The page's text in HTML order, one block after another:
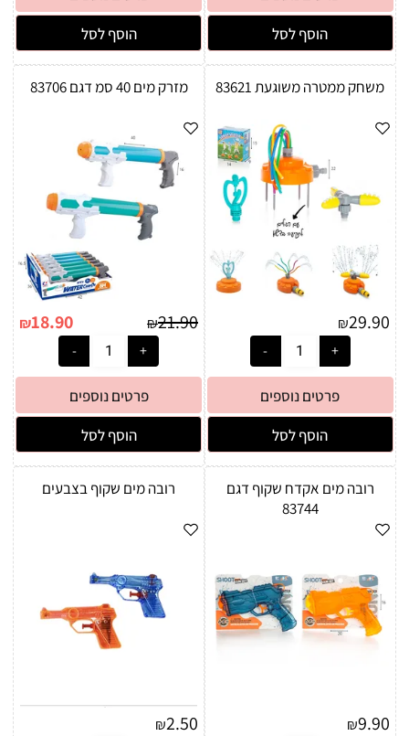
הוסף לסל
הוסף לסל
משחק ממטרה משוגעת 83621
₪29.90
פרטים נוספים
הוסף לסל
מזרק מים 40 סמ דגם 83706
₪21.90
₪18.90
פרטים נוספים
הוסף לסל
רובה מים אקדח שקוף דגם
83744
₪9.90
רובה מים שקוף בצבעים
₪2.50